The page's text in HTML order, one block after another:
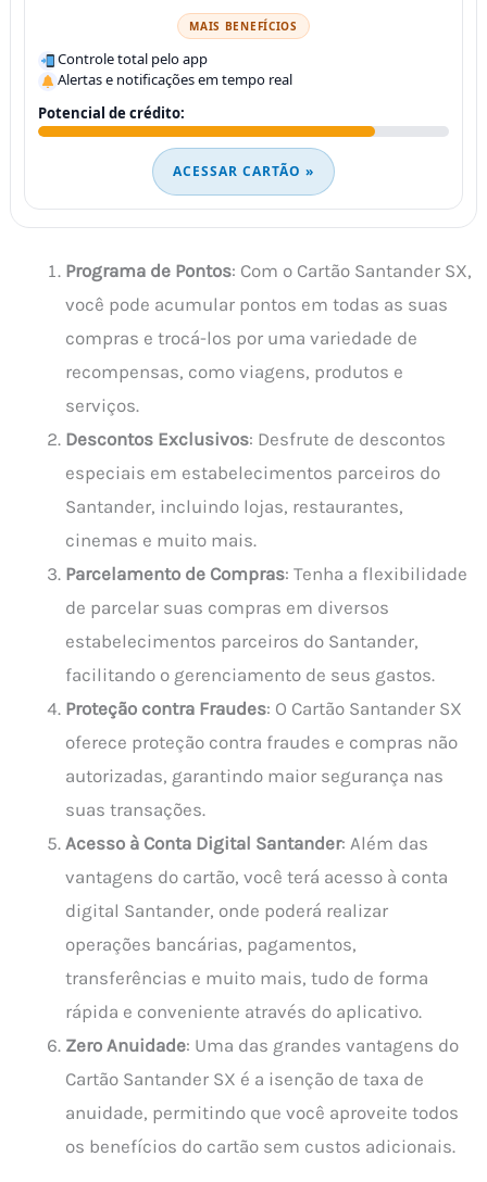
MAIS BENEFÍCIOS
Controle total pelo app
Alertas e notificações em tempo real
Potencial de crédito:
ACESSAR CARTÃO »
Programa de Pontos: Com o Cartão Santander SX,
você pode acumular pontos em todas as suas
compras e trocá-los por uma variedade de
recompensas, como viagens, produtos e
serviços.
Descontos Exclusivos: Desfrute de descontos
especiais em estabelecimentos parceiros do
Santander, incluindo lojas, restaurantes,
cinemas e muito mais.
Parcelamento de Compras: Tenha a flexibilidade
de parcelar suas compras em diversos
estabelecimentos parceiros do Santander,
facilitando o gerenciamento de seus gastos.
Proteção contra Fraudes: O Cartão Santander SX
oferece proteção contra fraudes e compras não
autorizadas, garantindo maior segurança nas
suas transações.
Acesso à Conta Digital Santander: Além das
vantagens do cartão, você terá acesso à conta
digital Santander, onde poderá realizar
operações bancárias, pagamentos,
transferências e muito mais, tudo de forma
rápida e conveniente através do aplicativo.
Zero Anuidade: Uma das grandes vantagens do
Cartão Santander SX é a isenção de taxa de
anuidade, permitindo que você aproveite todos
os benefícios do cartão sem custos adicionais.